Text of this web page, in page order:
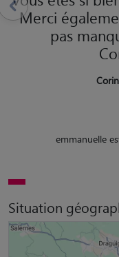
Merci
pas
emmanuelle
Situation